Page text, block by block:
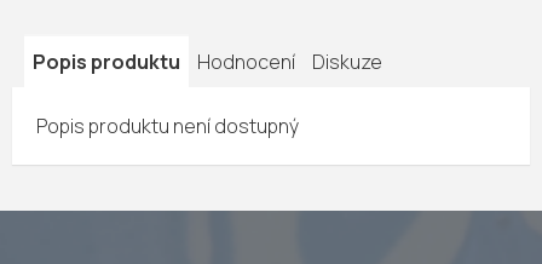
Popis produktu Hodnocení Diskuze
Popis produktu není dostupný